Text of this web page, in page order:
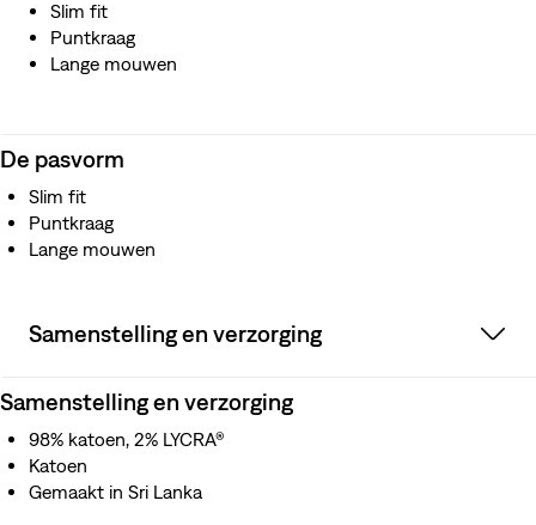
Slim fit
Puntkraag
Lange mouwen
De pasvorm
Slim fit
Puntkraag
Lange mouwen
Samenstelling en verzorging
Samenstelling en verzorging
98% katoen, 2% LYCRA®
Katoen
Gemaakt in Sri Lanka